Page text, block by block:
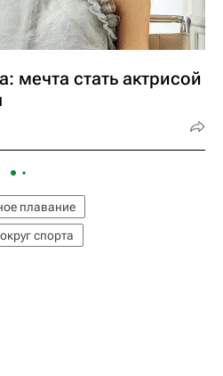
мечта стать актрисой
плавание
спорта